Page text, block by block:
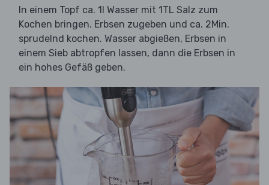
In einem Topf ca. 1l Wasser mit 1TL Salz zum
Kochen bringen. Erbsen zugeben und ca. 2Min.
sprudelnd kochen. Wasser abgießen, Erbsen in
einem Sieb abtropfen lassen, dann die Erbsen in
ein hohes Gefäß geben.